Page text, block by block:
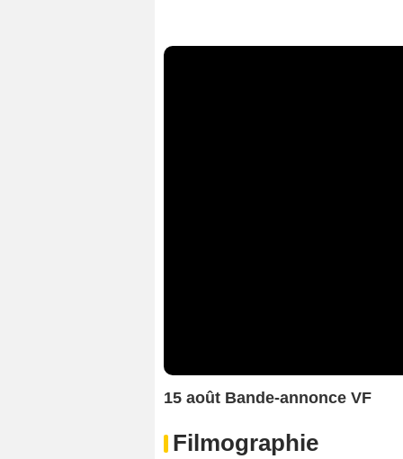
15 août Bande-annonce VF
Filmographie